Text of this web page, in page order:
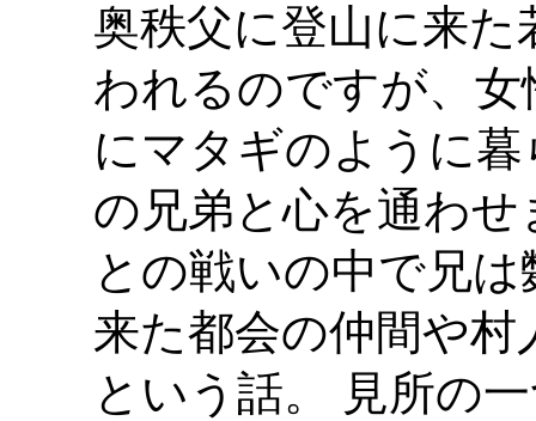
奥秩父に登山に来
われるのですが、
にマタギのように
の兄弟と心を通わ
との戦いの中で兄
来た都会の仲間や
という話。 見所の